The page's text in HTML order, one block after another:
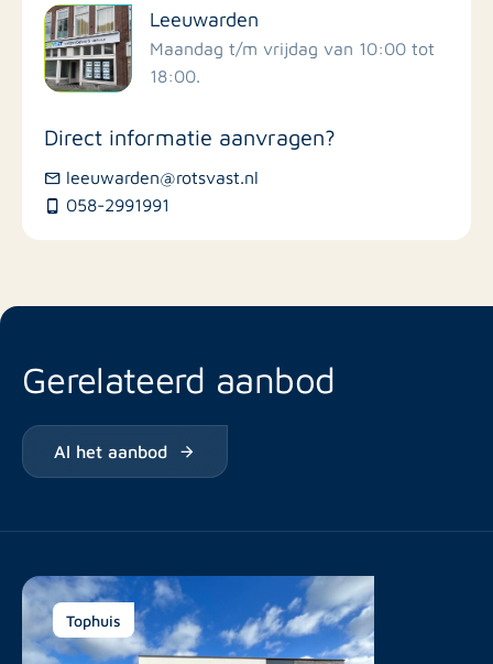
Scholen
Busstations
Leeuwarden
Maandag t/m vrijdag van 10:00 tot
18:00.
Direct informatie aanvragen?
leeuwarden@rotsvast.nl
058-2991991
Gerelateerd aanbod
Al het aanbod
Tophuis